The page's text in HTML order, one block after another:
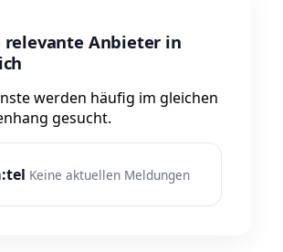
relevante Anbieter in
werden häufig im gleichen
gesucht.
Keine aktuellen Meldungen